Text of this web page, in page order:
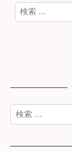
検
索
検
索